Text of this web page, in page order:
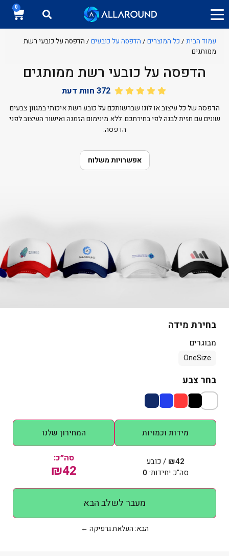
0
עמוד הבית / כל המוצרים / הדפסה על כובעים / הדפסה על כובעי רשת
ממותגים
הדפסה על כובעי רשת ממותגים
372 חוות דעת
הדפסה של כל עיצוב או לוגו שברשותכם על כובע רשת איכותי במגוון צבעים
שונים עם חזית לבנה לפי בחירתכם. ללא מינימום הזמנה ואישור העיצוב לפני
הדפסה.
אפשרויות משלוח
בחירת מידה
מבוגרים
OneSize
בחר צבע
מידות וכמויות המחירון שלנו
סה״כ:
₪42
₪42
/ כובע
סה"כ יחידות: 0
מעבר לשלב הבא
הבא: העלאת גרפיקה ←
הדפסה על סווטשירט
הדפסה על חולצות אוברסייז
הדפסה על חולצות כותנה